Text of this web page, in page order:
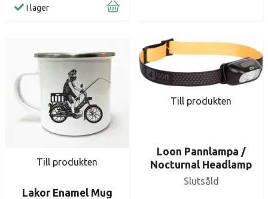
I lager
Till produkten
Lakor Enamel Mug
Till produkten
Loon Pannlampa /
Nocturnal Headlamp
Slutsåld